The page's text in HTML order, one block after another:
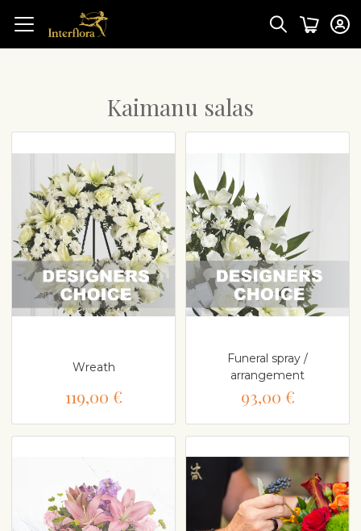
Kaimanu salas
Wreath
119,00 €
Funeral spray /
arrangement
93,00 €